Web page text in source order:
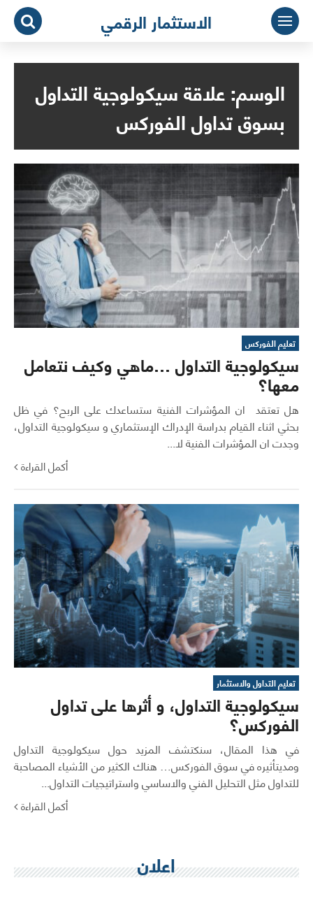
التجاوز
المحتوى
الاستثمار الرقمي
الوسم:علاقة سيكولوجية التداول
بسوق تداول الفوركس
تعليم الفوركس
سيكولوجية التداول …ماهي وكيف نتعامل
معها؟
هل تعتقد ان المؤشرات الفنية ستساعدك على الربح؟ في ظل
بحثي اثناء القيام بدراسة الإدراك الإستثماري و سيكولوجية التداول،
وجدت ان المؤشرات الفنية لا...
أكمل القراءة
تعليم التداول والاستثمار
سيكولوجية التداول، و أثرها على تداول
الفوركس؟
في هذا المقال، سنكتشف المزيد حول سيكولوجية التداول
ومديتأثيره في سوق الفوركس… هناك الكثير من الأشياء المصاحبة
للتداول مثل التحليل الفني والاساسي واستراتيجيات التداول...
أكمل القراءة
اعلان